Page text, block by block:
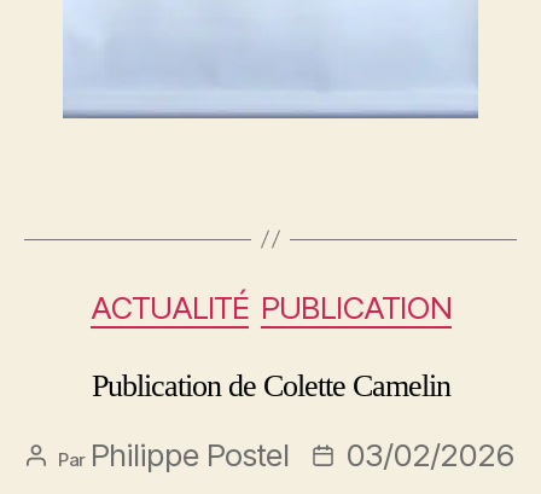
ACTUALITÉ PUBLICATION
Publication de Colette Camelin
Par Philippe Postel
03/02/2026